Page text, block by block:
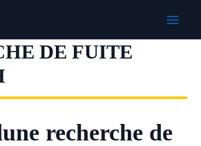
DE FUITE
recherche de